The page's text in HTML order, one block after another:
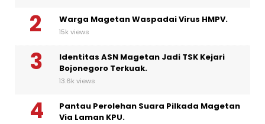
Warga Magetan Waspadai Virus HMPV.
15k views
Identitas ASN Magetan Jadi TSK Kejari
Bojonegoro Terkuak.
13.6k views
Pantau Perolehan Suara Pilkada Magetan
Via Laman KPU.